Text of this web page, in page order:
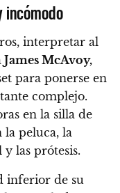
incómodo
interpretar al
James McAvoy,
para ponerse en
complejo.
en la silla de
la peluca, la
y las prótesis.
inferior de su